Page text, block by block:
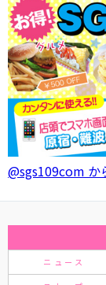
@sgs109com か
ニュース